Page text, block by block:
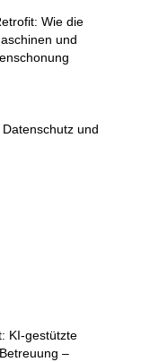
Wie die
und
und
KI-gestützte
–